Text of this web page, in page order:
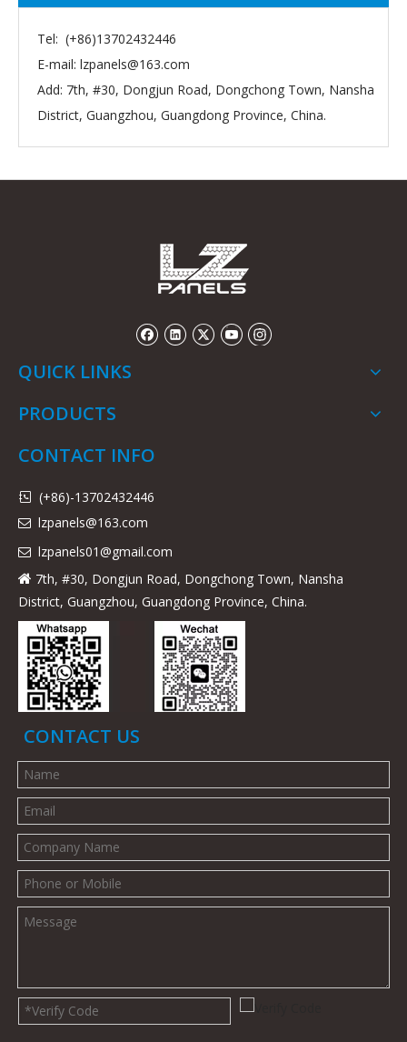
Tel: (+86)13702432446
E-mail: lzpanels@163.com
Add: 7th, #30, Dongjun Road, Dongchong Town, Nansha
District, Guangzhou, Guangdong Province, China.
QUICK LINKS
PRODUCTS
CONTACT INFO
 (+86)-13702432446
 lzpanels@163.com
 lzpanels01@gmail.com
 7th, #30, Dongjun Road, Dongchong Town, Nansha
District, Guangzhou, Guangdong Province, China.
CONTACT US